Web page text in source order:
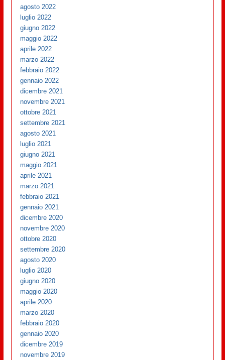
agosto 2022
luglio 2022
giugno 2022
maggio 2022
aprile 2022
marzo 2022
febbraio 2022
gennaio 2022
dicembre 2021
novembre 2021
ottobre 2021
settembre 2021
agosto 2021
luglio 2021
giugno 2021
maggio 2021
aprile 2021
marzo 2021
febbraio 2021
gennaio 2021
dicembre 2020
novembre 2020
ottobre 2020
settembre 2020
agosto 2020
luglio 2020
giugno 2020
maggio 2020
aprile 2020
marzo 2020
febbraio 2020
gennaio 2020
dicembre 2019
novembre 2019